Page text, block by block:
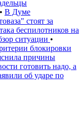
• В Думе
стоят за
беспилотников на
ситуации •
блокировки
причины
готовить надо, а
об ударе по